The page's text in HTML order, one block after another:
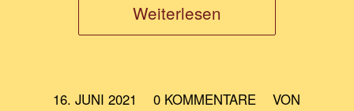
Weiterlesen
16. JUNI 2021
/ 0 KOMMENTARE
/
VON